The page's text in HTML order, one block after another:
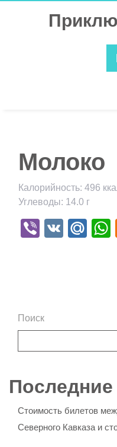
Молоко
Калорийность: 496
Углеводы: 14.0 г
Viber
VK
Поиск
Последние
Стоимость билетов
Северного Кавказа и